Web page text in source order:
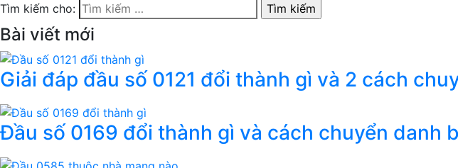
Tìm kiếm cho:
Bài viết mới
Giải đáp đầu số 0121 đổi thành gì và 2 cách
Đầu số 0169 đổi thành gì và cách chuyển danh